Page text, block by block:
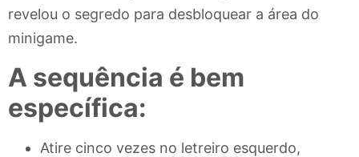
revelou o segredo para desbloquear a área do
minigame.
A sequência é bem
específica:
Atire cinco vezes no letreiro esquerdo,